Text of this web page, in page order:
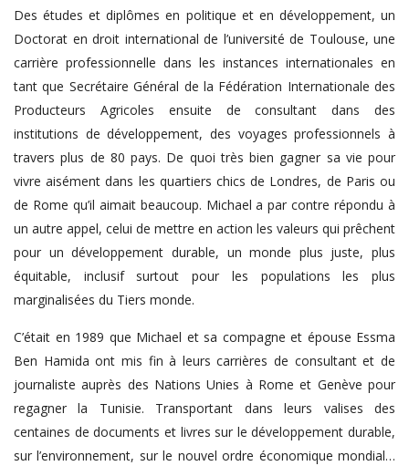
Des études et diplômes en politique et en développement, un
Doctorat en droit international de l’université de Toulouse, une
carrière professionnelle dans les instances internationales en
tant que Secrétaire Général de la Fédération Internationale des
Producteurs Agricoles ensuite de consultant dans des
institutions de développement, des voyages professionnels à
travers plus de 80 pays. De quoi très bien gagner sa vie pour
vivre aisément dans les quartiers chics de Londres, de Paris ou
de Rome qu’il aimait beaucoup. Michael a par contre répondu à
un autre appel, celui de mettre en action les valeurs qui prêchent
pour un développement durable, un monde plus juste, plus
équitable, inclusif surtout pour les populations les plus
marginalisées du Tiers monde.
C’était en 1989 que Michael et sa compagne et épouse Essma
Ben Hamida ont mis fin à leurs carrières de consultant et de
journaliste auprès des Nations Unies à Rome et Genève pour
regagner la Tunisie. Transportant dans leurs valises des
centaines de documents et livres sur le développement durable,
sur l’environnement, sur le nouvel ordre économique mondial…